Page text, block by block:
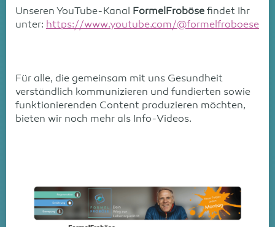
Unseren YouTube-Kanal FormelFroböse findet Ihr
unter: https://www.youtube.com/@formelfroboese
Für alle, die gemeinsam mit uns Gesundheit
verständlich kommunizieren und fundierten sowie
funktionierenden Content produzieren möchten,
bieten wir noch mehr als Info-Videos.